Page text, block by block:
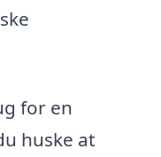
for en
huske at